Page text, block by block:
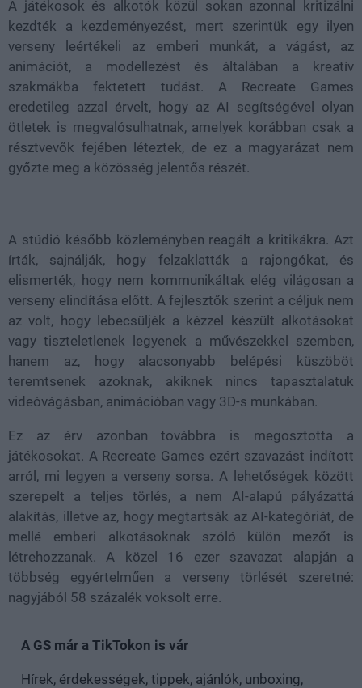
A játékosok és alkotók közül sokan azonnal kritizálni
kezdték a kezdeményezést, mert szerintük egy ilyen
verseny leértékeli az emberi munkát, a vágást, az
animációt, a modellezést és általában a kreatív
szakmákba fektetett tudást. A Recreate Games
eredetileg azzal érvelt, hogy az AI segítségével olyan
ötletek is megvalósulhatnak, amelyek korábban csak a
résztvevők fejében léteztek, de ez a magyarázat nem
győzte meg a közösség jelentős részét.
A stúdió később közleményben reagált a kritikákra. Azt
írták, sajnálják, hogy felzaklatták a rajongókat, és
elismerték, hogy nem kommunikáltak elég világosan a
verseny elindítása előtt. A fejlesztők szerint a céljuk nem
az volt, hogy lebecsüljék a kézzel készült alkotásokat
vagy tiszteletlenek legyenek a művészekkel szemben,
hanem az, hogy alacsonyabb belépési küszöböt
teremtsenek azoknak, akiknek nincs tapasztalatuk
videóvágásban, animációban vagy 3D-s munkában.
Ez az érv azonban továbbra is megosztotta a
játékosokat. A Recreate Games ezért szavazást indított
arról, mi legyen a verseny sorsa. A lehetőségek között
szerepelt a teljes törlés, a nem AI-alapú pályázattá
alakítás, illetve az, hogy megtartsák az AI-kategóriát, de
mellé emberi alkotásoknak szóló külön mezőt is
létrehozzanak. A közel 16 ezer szavazat alapján a
többség egyértelműen a verseny törlését szeretné:
nagyjából 58 százalék voksolt erre.
A GS már a TikTokon is vár
Hírek, érdekességek, tippek, ajánlók, unboxing,